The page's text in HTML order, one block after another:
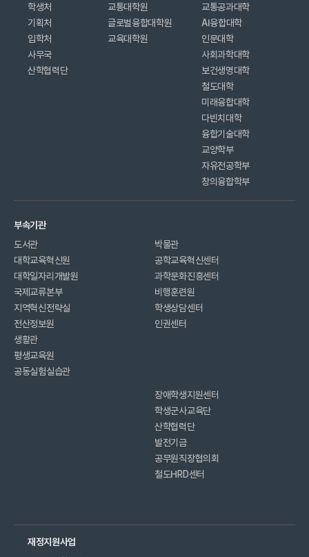
학생처
기획처
입학처
사무국
산학협력단
교통대학원
글로벌융합대학원
교육대학원
교통공과대학
AI융합대학
인문대학
사회과학대학
보건생명대학
철도대학
미래융합대학
다빈치대학
융합기술대학
교양학부
자유전공학부
창의융합학부
부속기관
도서관
대학교육혁신원
대학일자리개발원
국제교류본부
지역혁신전략실
전산정보원
생활관
평생교육원
공동실험실습관
박물관
공학교육혁신센터
과학문화진흥센터
비행훈련원
학생상담센터
인권센터
장애학생지원센터
학생군사교육단
산학협력단
발전기금
공무원직장협의회
철도HRD센터
재정지원사업